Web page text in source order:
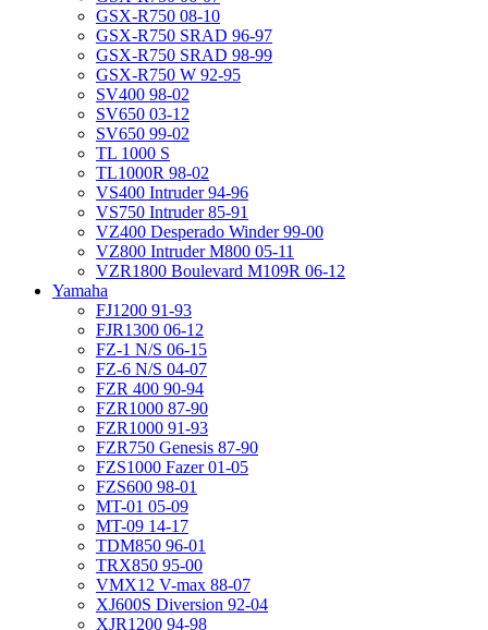
GSX-R750 08-10
GSX-R750 SRAD 96-97
GSX-R750 SRAD 98-99
GSX-R750 W 92-95
SV400 98-02
SV650 03-12
SV650 99-02
TL 1000 S
TL1000R 98-02
VS400 Intruder 94-96
VS750 Intruder 85-91
VZ400 Desperado Winder 99-00
VZ800 Intruder M800 05-11
VZR1800 Boulevard M109R 06-12
Yamaha
FJ1200 91-93
FJR1300 06-12
FZ-1 N/S 06-15
FZ-6 N/S 04-07
FZR 400 90-94
FZR1000 87-90
FZR1000 91-93
FZR750 Genesis 87-90
FZS1000 Fazer 01-05
FZS600 98-01
MT-01 05-09
MT-09 14-17
TDM850 96-01
TRX850 95-00
VMX12 V-max 88-07
XJ600S Diversion 92-04
XJR1200 94-98